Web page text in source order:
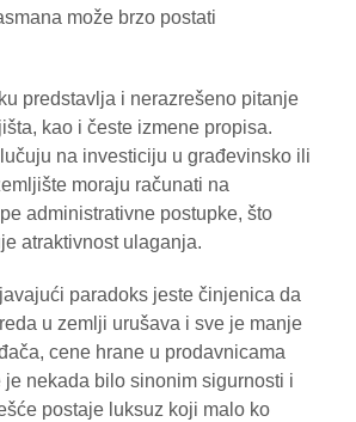
može brzo postati
predstavlja i nerazrešeno pitanje
kao i česte izmene propisa.
na investiciju u građevinsko ili
moraju računati na
administrativne postupke, što
atraktivnost ulaganja.
paradoks jeste činjenica da
u zemlji urušava i sve je manje
cene hrane u prodavnicama
je nekada bilo sinonim sigurnosti i
postaje luksuz koji malo ko